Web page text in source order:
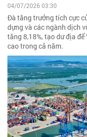
04/07/2026 03:30
Đà tăng trưởng tích cực
dựng và các ngành dịch
tăng 8,18%, tạo dư địa
cao trong cả năm.